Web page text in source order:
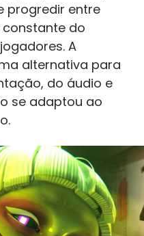
progredir entre
do
A
alternativa para
do áudio e
se adaptou ao